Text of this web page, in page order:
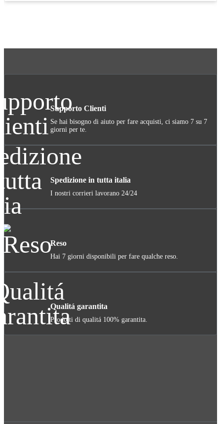
Supporto Clienti
Se hai bisogno di aiuto per fare acquisti, ci siamo 7 su 7
giorni per te.
Spedizione in tutta italia
I nostri corrieri lavorano 24/24
Reso
Hai 7 giorni disponibili per fare qualche reso.
Qualitá garantita
Prodotti di qualitá 100% garantita.